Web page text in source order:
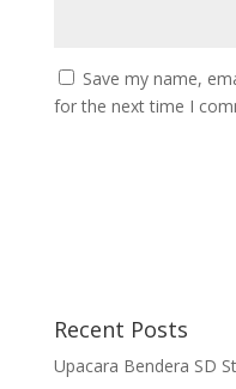
Save my name,
for the next time I
Recent Posts
Upacara Bendera SD